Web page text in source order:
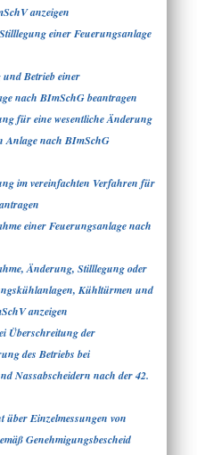
anzeigen
einer Feuerungsanlage
Betrieb einer
nach BImSchG beantragen
für eine wesentliche Änderung
Anlage nach BImSchG
im vereinfachten Verfahren für
einer Feuerungsanlage nach
Änderung, Stilllegung oder
Kühltürmen und
anzeigen
Überschreitung der
des Betriebs bei
Nassabscheidern nach der 42.
über Einzelmessungen von
Genehmigungsbescheid